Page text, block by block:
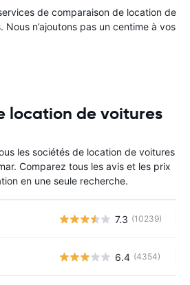
de comparaison de location de
n’ajoutons pas un centime à vos
location de voitures
les sociétés de location de voitures
Comparez tous les avis et les prix
en une seule recherche.
7.3 (10239)
6.4 (4354)